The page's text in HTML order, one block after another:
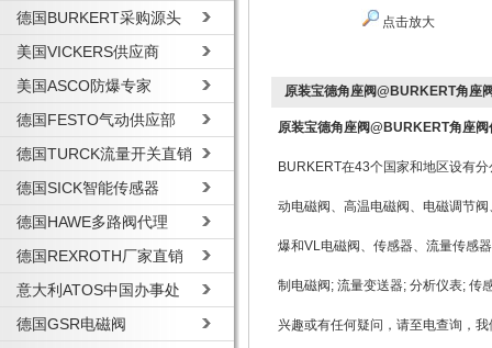
德国BURKERT采购源头
美国VICKERS供应商
美国ASCO防爆专家
德国FESTO气动供应部
德国TURCK流量开关直销
德国SICK智能传感器
德国HAWE多路阀代理
德国REXROTH厂家直销
意大利ATOS中国办事处
德国GSR电磁阀
点击放大
原装宝德角座阀@BURKERT角座
原装宝德角座阀@BURKERT角座阀
BURKERT在43个国家和地区设有
动电磁阀、高温电磁阀、电磁调节
爆和VL电磁阀、传感器、流量传感
制电磁阀; 流量变送器; 分析仪表; 传
兴趣或有任何疑问，请至电查询，